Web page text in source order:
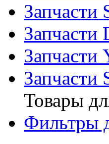
Запчасти
Запчасти
Товары
Фильтры